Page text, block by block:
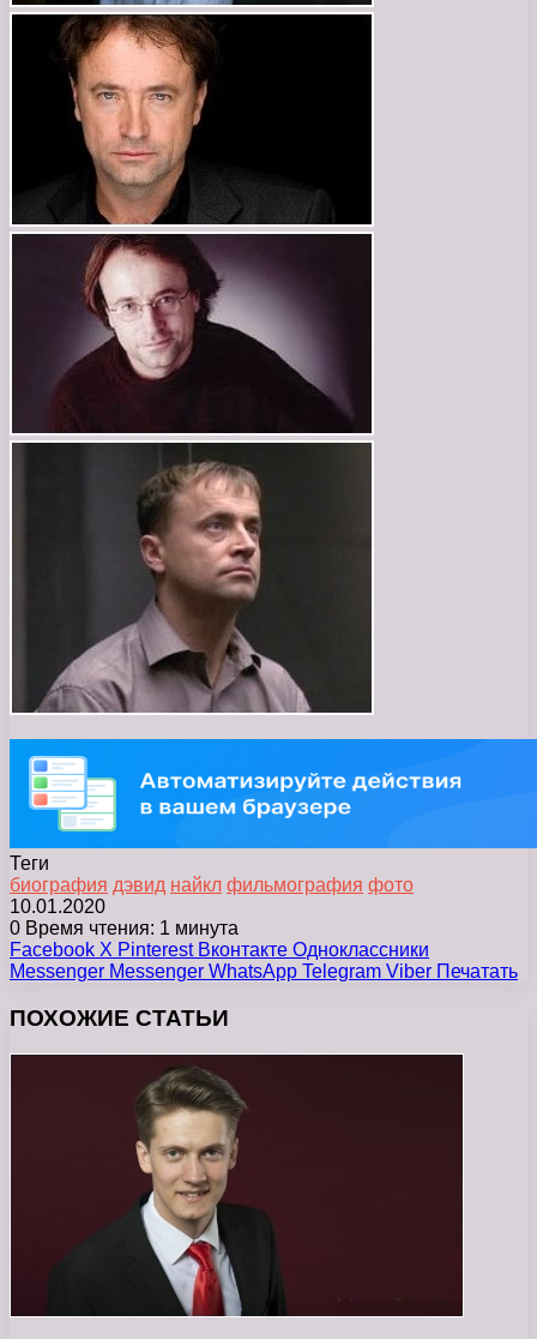
Теги
биография дэвид найкл фильмография фото
10.01.2020
0 Время чтения: 1 минута
Facebook X Pinterest Вконтакте Одноклассники
Messenger Messenger WhatsApp Telegram Viber Печатать
ПОХОЖИЕ СТАТЬИ